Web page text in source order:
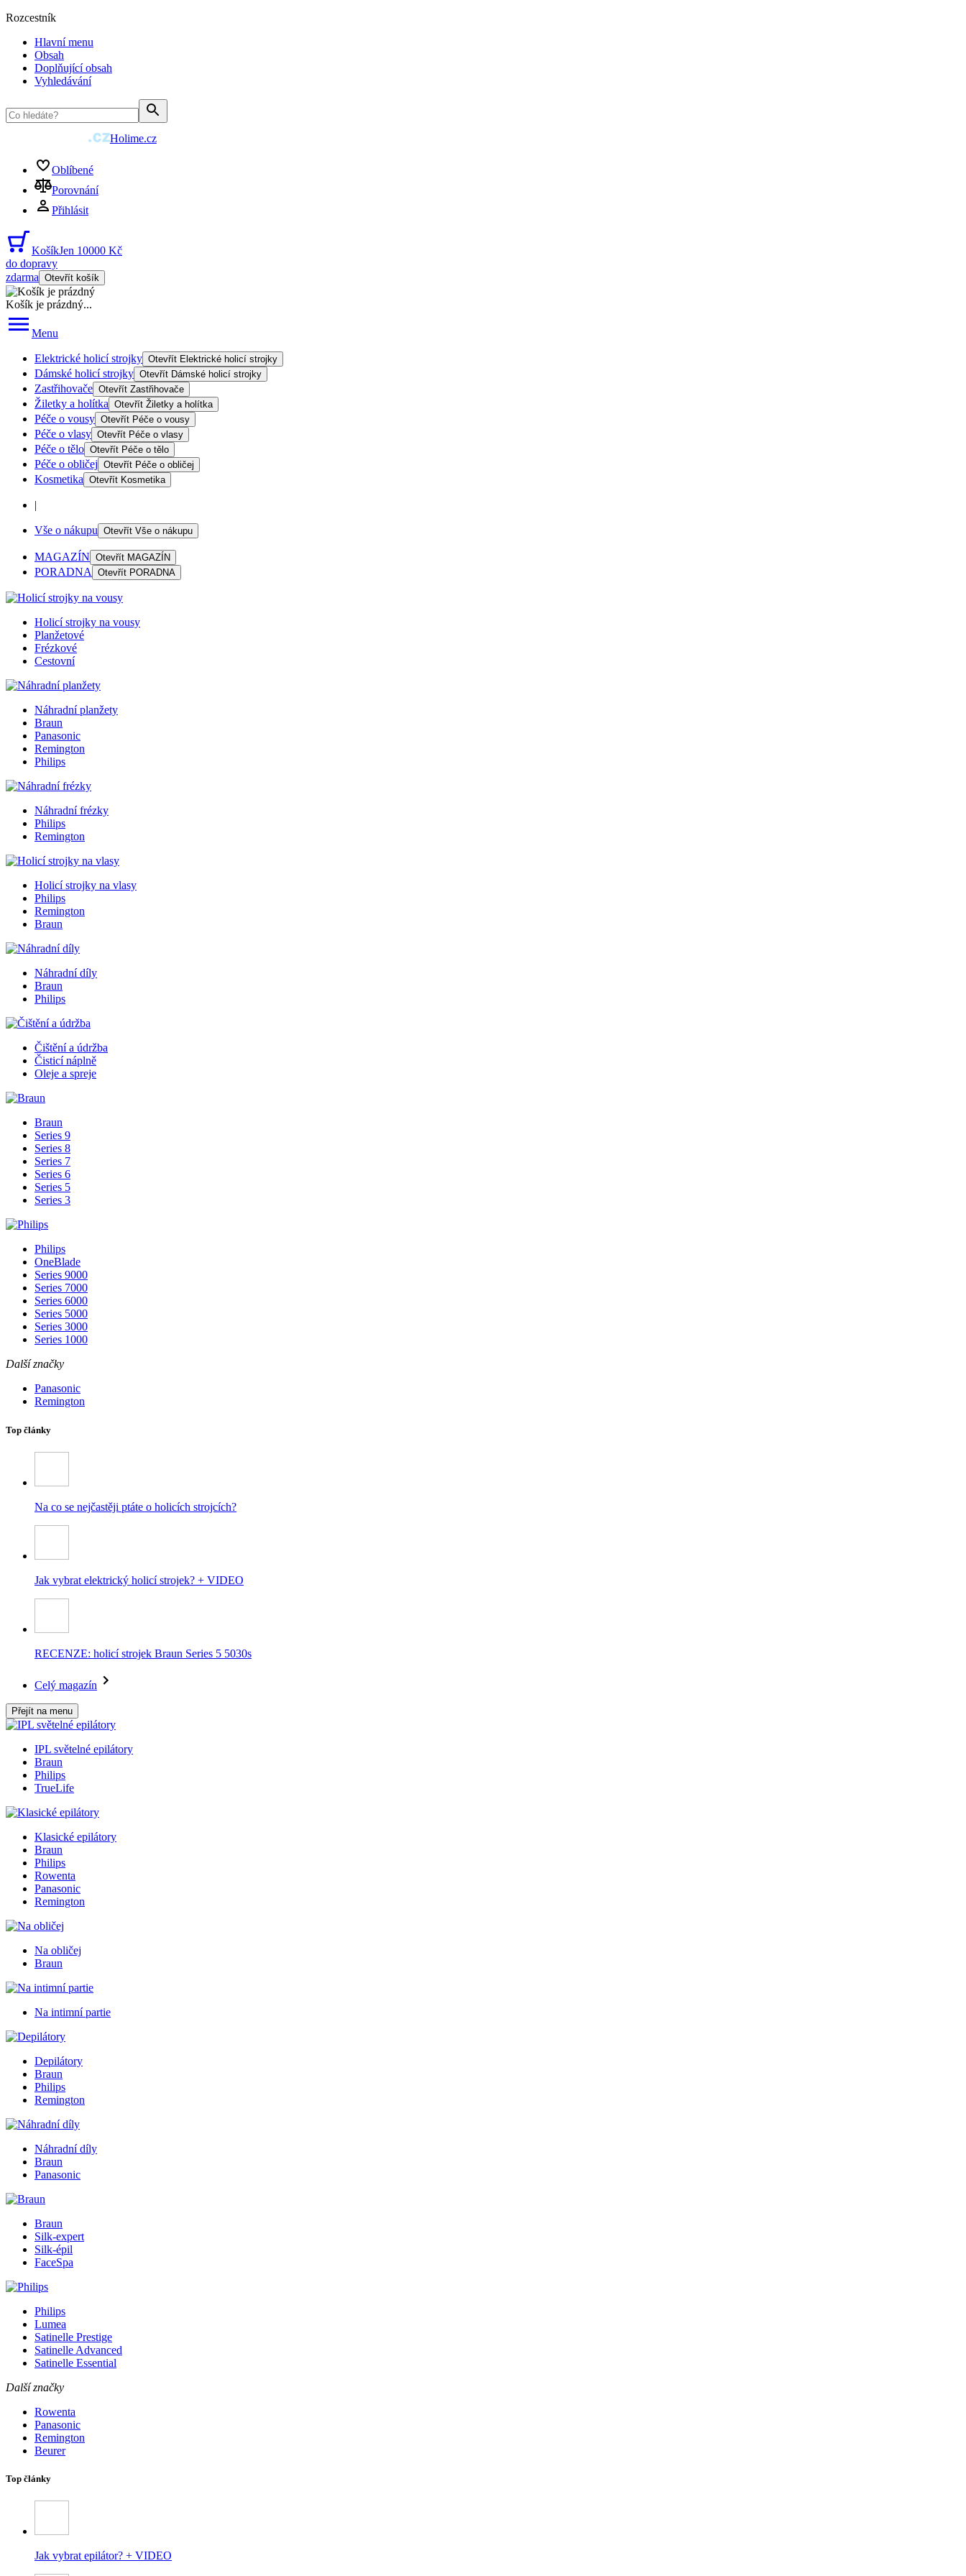
Rozcestník
Hlavní menu
Obsah
Doplňující obsah
Vyhledávání
Holime.cz
Oblíbené
Porovnání
Přihlásit
KošíkJen 10000 Kč
do dopravy
zdarma Otevřít košík
Košík je prázdný...
Menu
Elektrické holicí strojky Otevřít Elektrické holicí strojky
Dámské holicí strojky Otevřít Dámské holicí strojky
Zastřihovače Otevřít Zastřihovače
Žiletky a holítka Otevřít Žiletky a holítka
Péče o vousy Otevřít Péče o vousy
Péče o vlasy Otevřít Péče o vlasy
Péče o tělo Otevřít Péče o tělo
Péče o obličej Otevřít Péče o obličej
Kosmetika Otevřít Kosmetika
|
Vše o nákupu Otevřít Vše o nákupu
MAGAZÍN Otevřít MAGAZÍN
PORADNA Otevřít PORADNA
Holicí strojky na vousy
Planžetové
Frézkové
Cestovní
Náhradní planžety
Braun
Panasonic
Remington
Philips
Náhradní frézky
Philips
Remington
Holicí strojky na vlasy
Philips
Remington
Braun
Náhradní díly
Braun
Philips
Čištění a údržba
Čisticí náplně
Oleje a spreje
Braun
Series 9
Series 8
Series 7
Series 6
Series 5
Series 3
Philips
OneBlade
Series 9000
Series 7000
Series 6000
Series 5000
Series 3000
Series 1000
Další značky
Panasonic
Remington
Top články
Na co se nejčastěji ptáte o holicích strojcích?
Jak vybrat elektrický holicí strojek? + VIDEO
RECENZE: holicí strojek Braun Series 5 5030s
Celý magazín
Přejít na menu
IPL světelné epilátory
Braun
Philips
TrueLife
Klasické epilátory
Braun
Philips
Rowenta
Panasonic
Remington
Na obličej
Braun
Na intimní partie
Depilátory
Braun
Philips
Remington
Náhradní díly
Braun
Panasonic
Braun
Silk-expert
Silk-épil
FaceSpa
Philips
Lumea
Satinelle Prestige
Satinelle Advanced
Satinelle Essential
Další značky
Rowenta
Panasonic
Remington
Beurer
Top články
Jak vybrat epilátor? + VIDEO